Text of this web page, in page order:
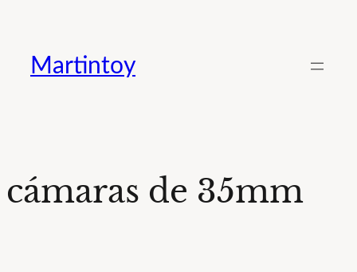
contenido
Martintoy
cámaras de 35mm